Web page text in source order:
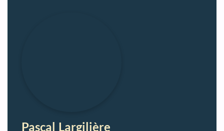
Pascal Largilière